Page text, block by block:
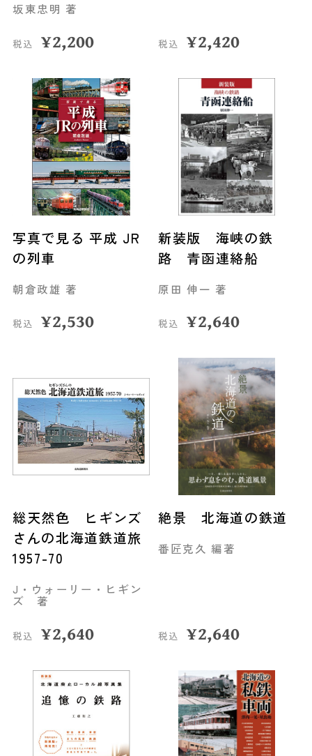
坂東忠明 著
税込 ¥2,200 税込 ¥2,420
写真で見る 平成 JR
の列車
朝倉政雄 著
税込 ¥2,530
新装版 海峡の鉄
路 青函連絡船
原田 伸一 著
税込 ¥2,640
総天然色 ヒギンズ
さんの北海道鉄道旅
1957-70
J・ウォーリー・ヒギン
ズ 著
税込 ¥2,640
絶景 北海道の鉄道
番匠克久 編著
税込 ¥2,640